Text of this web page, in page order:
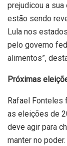
prejudicou a
estão sendo
Lula nos
pelo governo
alimentos”,
Próximas
Rafael Fonteles
as eleições de
deve agir para
manter no poder.